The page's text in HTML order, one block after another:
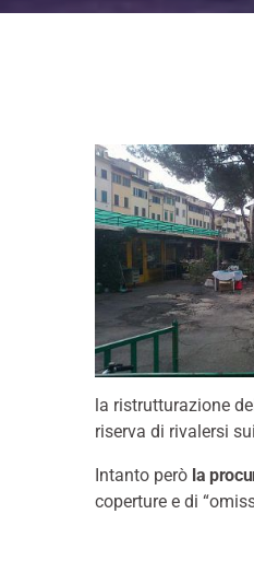
la ristrutturazione
riserva di rivalersi
Intanto però la
coperture e di